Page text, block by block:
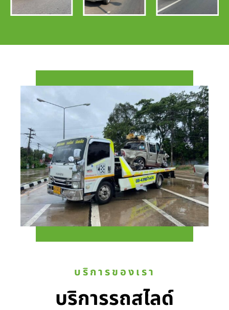
บริการของเรา
บริการรถสไลด์